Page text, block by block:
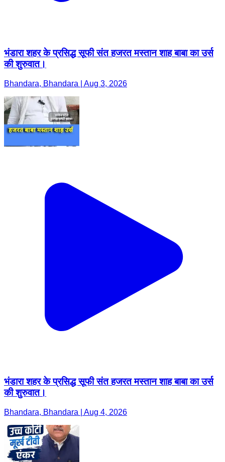
भंडारा शहर के प्रसिद्ध सूफी संत हजरत मस्तान शाह बाबा का उर्स
की शुरुवात।
Bhandara, Bhandara | Aug 3, 2026
भंडारा शहर के प्रसिद्ध सूफी संत हजरत मस्तान शाह बाबा का उर्स
की शुरुवात।
Bhandara, Bhandara | Aug 4, 2026